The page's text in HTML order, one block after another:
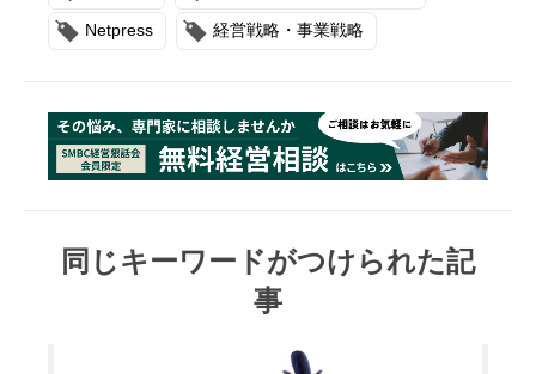
Netpress 経営戦略・事業戦略
同じキーワードがつけられた記
事